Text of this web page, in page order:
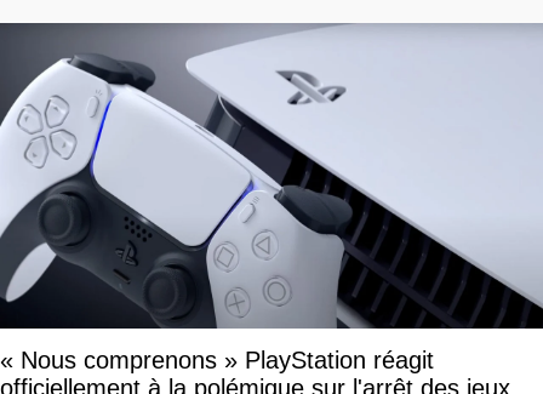
« Nous comprenons » PlayStation réagit
officiellement à la polémique sur l'arrêt des jeux